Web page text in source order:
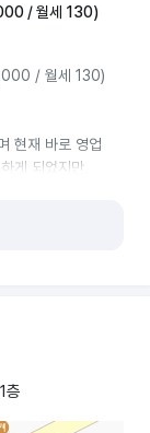
/ 월세 130)
/ 월세 130)
현재 바로 영업
게 되었지만,
층